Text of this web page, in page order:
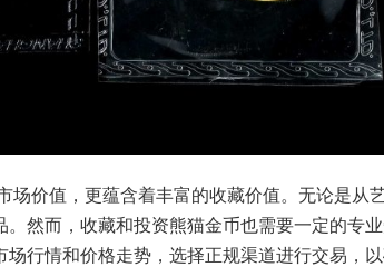
场价值，更蕴含着丰富的收藏价值。无论是从
然而，收藏和投资熊猫金币也需要一定的专
行情和价格走势，选择正规渠道进行交易，